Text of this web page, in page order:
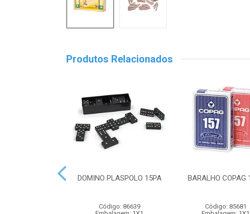
Produtos Relacionados
DOMINO PLASPOLO 15PA
Código: 86639
BARALHO COPAG
Código: 85681